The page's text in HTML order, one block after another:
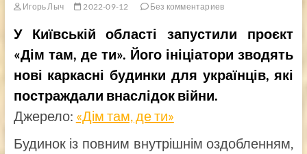
Игорь Лыч 2022-09-12 Без комментариев
У Київській області запустили проєкт
«Дім там, де ти». Його ініціатори зводять
нові каркасні будинки для українців, які
постраждали внаслідок війни.
Джерело: «Дім там, де ти»
Будинок із повним внутрішнім оздобленням,